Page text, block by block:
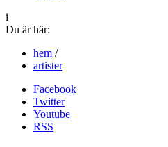
i
Du är här:
hem /
artister
Facebook
Twitter
Youtube
RSS